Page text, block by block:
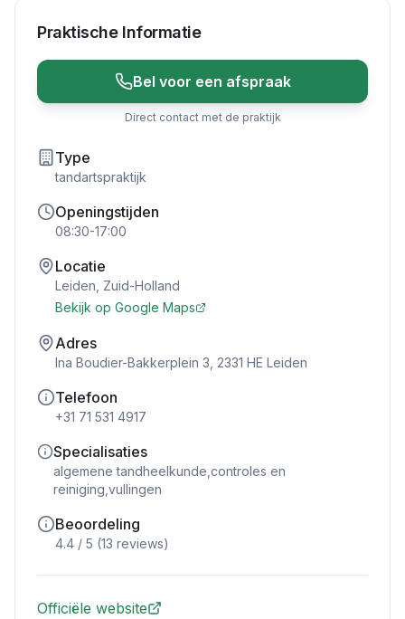
Praktische Informatie
Bel voor een afspraak
Direct contact met de praktijk
Type
tandartspraktijk
Openingstijden
08:30-17:00
Locatie
Leiden Zuid-Holland
Bekijk op Google Maps
Adres
Ina Boudier-Bakkerplein 3, 2331 HE Leiden
Telefoon
+31 71 531 4917
Specialisaties
algemene tandheelkunde,controles en
reiniging,vullingen
Beoordeling
4.4 / 5 (13 reviews)
Officiële website